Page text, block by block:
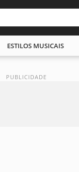
ESTILOS MUSICAIS